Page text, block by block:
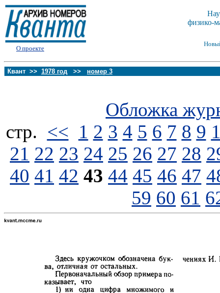
О проекте
физико-
Квант >> 1978 год >> номер 3
Обложка
стp. << 1 2 3 4 5 6 7 8 9
21 22 23 24 25 26 27 28
40 41 42 43 44 45 46 47
59 60 61